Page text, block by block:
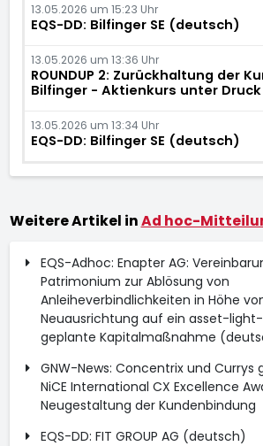
13.05.2026 um 15:23 Uhr
EQS-DD: Bilfinger SE (deutsch)
13.05.2026 um 13:36 Uhr
ROUNDUP 2: Zurückhaltung der
Bilfinger - Aktienkurs unter Druck
13.05.2026 um 13:34 Uhr
EQS-DD: Bilfinger SE (deutsch)
Weitere Artikel inAd hoc-
EQS-Adhoc: Enapter AG:
Patrimonium zur Ablösung von
Anleiheverbindlichkeiten in Höhe
Neuausrichtung auf ein asset-
geplante Kapitalmaßnahme
GNW-News: Concentrix und Currys
NiCE International CX Excellence
Neugestaltung der Kundenbindung
EQS-DD: FIT GROUP AG (deutsch)